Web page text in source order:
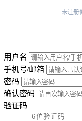
未注册
用户名
手机号/邮箱
密码
确认密码
验证码